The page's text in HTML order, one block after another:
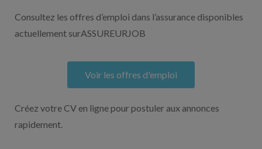
Consultez les offres d’emploi dans l’assurance disponibles
actuellement surASSUREURJOB
Voir les offres d'emploi
Créez votre CV en ligne pour postuler aux annonces
rapidement.